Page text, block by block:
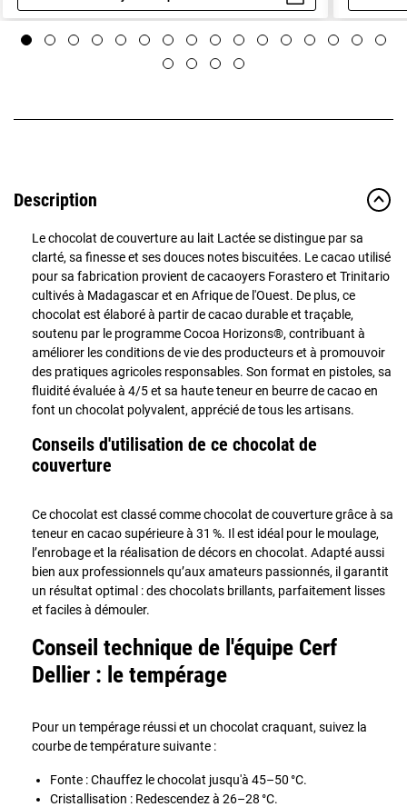
Aperçu rapide
Description
Le chocolat de couverture au lait Lactée se distingue par sa
clarté, sa finesse et ses douces notes biscuitées. Le cacao utilisé
pour sa fabrication provient de cacaoyers Forastero et Trinitario
cultivés à Madagascar et en Afrique de l'Ouest. De plus, ce
chocolat est élaboré à partir de cacao durable et traçable,
soutenu par le programme Cocoa Horizons®, contribuant à
améliorer les conditions de vie des producteurs et à promouvoir
des pratiques agricoles responsables. Son format en pistoles, sa
fluidité évaluée à 4/5 et sa haute teneur en beurre de cacao en
font un chocolat polyvalent, apprécié de tous les artisans.
Conseils d'utilisation de ce chocolat de
couverture
Ce chocolat est classé comme chocolat de couverture grâce à sa
teneur en cacao supérieure à 31 %. Il est idéal pour le moulage,
l’enrobage et la réalisation de décors en chocolat. Adapté aussi
bien aux professionnels qu’aux amateurs passionnés, il garantit
un résultat optimal : des chocolats brillants, parfaitement lisses
et faciles à démouler.
Conseil technique de l'équipe Cerf
Dellier : le tempérage
Pour un tempérage réussi et un chocolat craquant, suivez la
courbe de température suivante :
Fonte : Chauffez le chocolat jusqu'à 45–50 °C.
Cristallisation : Redescendez à 26–28 °C.